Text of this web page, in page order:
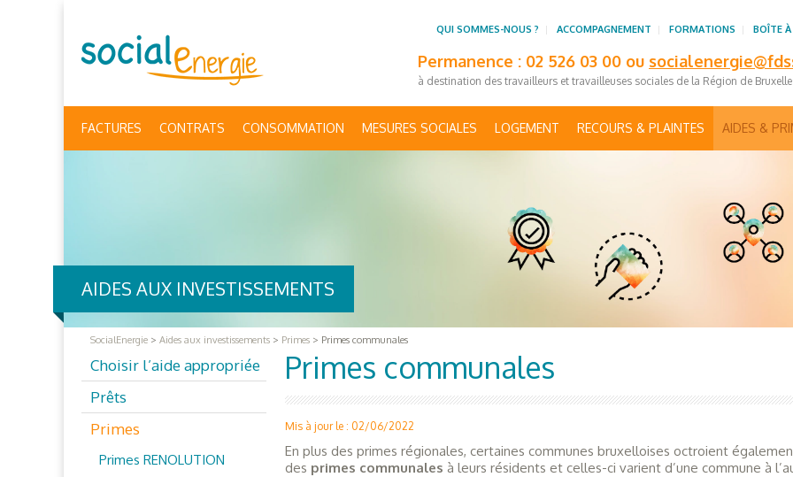
Permanence : 02 526 03 00 ou
à destination des travailleurs et travailleuses sociales de la Région de
QUI SOMMES-NOUS ? ACCOMPAGNEMENT FORMATIONS BOÎTE
FACTURES CONTRATS CONSOMMATION MESURES SOCIALES LOGEMENT RECOURS & PLAINTES AIDES &
SocialEnergie > Aides aux investissements > Primes > Primes communales
AIDES AUX INVESTISSEMENTS
Choisir l’aide appropriée
Prêts
Primes
Primes RENOLUTION
Primes communales
Mis à jour le : 02/06/2022
En plus des primes régionales, certaines communes bruxelloises octroient
des primes communales à leurs résidents et celles-ci varient d’une commune à